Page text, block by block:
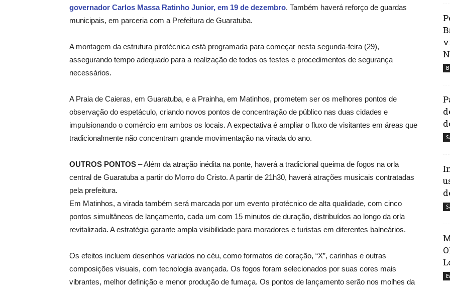
governador Carlos Massa Ratinho Junior, em 19 de dezembro. Também haverá reforço de guardas
municipais, em parceria com a Prefeitura de Guaratuba.
A montagem da estrutura pirotécnica está programada para começar nesta segunda-feira (29),
assegurando tempo adequado para a realização de todos os testes e procedimentos de segurança
necessários.
A Praia de Caieras, em Guaratuba, e a Prainha, em Matinhos, prometem ser os melhores pontos de
observação do espetáculo, criando novos pontos de concentração de público nas duas cidades e
impulsionando o comércio em ambos os locais. A expectativa é ampliar o fluxo de visitantes em áreas que
tradicionalmente não concentram grande movimentação na virada do ano.
OUTROS PONTOS – Além da atração inédita na ponte, haverá a tradicional queima de fogos na orla
central de Guaratuba a partir do Morro do Cristo. A partir de 21h30, haverá atrações musicais contratadas
pela prefeitura.
Em Matinhos, a virada também será marcada por um evento pirotécnico de alta qualidade, com cinco
pontos simultâneos de lançamento, cada um com 15 minutos de duração, distribuídos ao longo da orla
revitalizada. A estratégia garante ampla visibilidade para moradores e turistas em diferentes balneários.
Os efeitos incluem desenhos variados no céu, como formatos de coração, “X”, carinhas e outras
composições visuais, com tecnologia avançada. Os fogos foram selecionados por suas cores mais
vibrantes, melhor definição e menor produção de fumaça. Os pontos de lançamento serão nos molhes da